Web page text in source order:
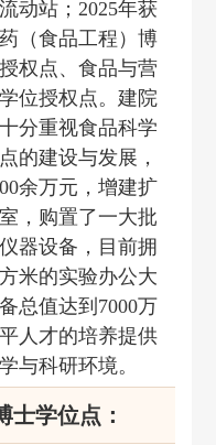
动站；2025年获
（食品工程）博
权点、食品与营
位授权点。 建院
分重视食品科学
的建设与发展，
余万元，增建扩
，购置了一大批
器设备，目前拥
米的实验办公大
总值达到 7000万
人才的培养提供
与科研环境。
士学位点：